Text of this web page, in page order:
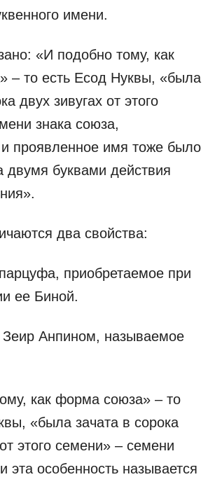
имени.
«И подобно тому, как
– то есть Есод Нуквы, «была
двух зивугах от этого
знака союза,
проявленное имя тоже было
двумя буквами действия
два свойства:
приобретаемое при
ее Биной.
Зеир Анпином, называемое
как форма союза» – то
«была зачата в сорока
этого семени» – семени
эта особенность называется